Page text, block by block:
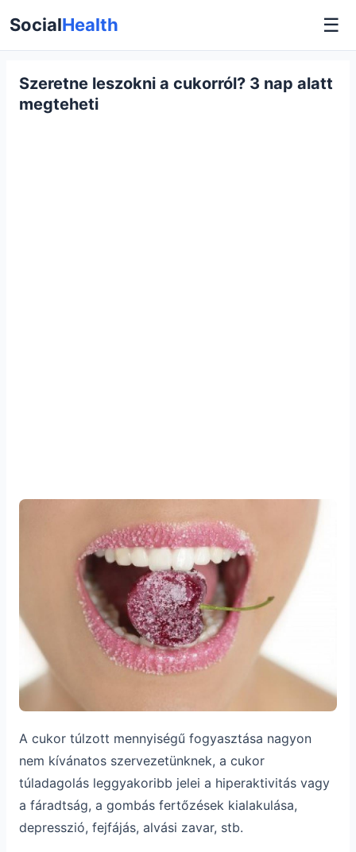
SocialHealth ☰
Szeretne leszokni a cukorról? 3 nap alatt
megteheti
A cukor túlzott mennyiségű fogyasztása nagyon
nem kívánatos szervezetünknek, a cukor
túladagolás leggyakoribb jelei a hiperaktivitás vagy
a fáradtság, a gombás fertőzések kialakulása,
depresszió, fejfájás, alvási zavar, stb.